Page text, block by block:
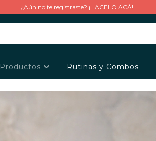
¿Aún no te registraste? ¡HACELO ACÁ!
Productos Rutinas y Combos